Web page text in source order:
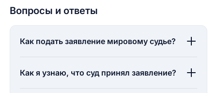
Вопросы и ответы
Как подать заявление мировому судье?
Как я узнаю, что суд принял заявление?